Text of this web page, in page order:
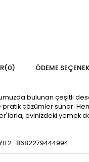
(0) ÖDEME
bulunan çeşitli
çözümler sunar.
evinizdeki yemek